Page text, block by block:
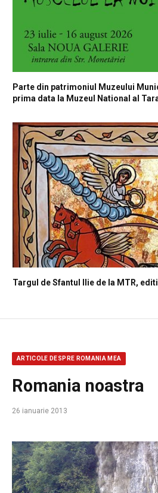
Parte din patrimoniul Muzeului
prima data la Muzeul National al
Targul de Sfantul Ilie de la MTR,
ARTICOLE DESPRE ROMANIA MEA
Romania noastra
26 ianuarie 2013